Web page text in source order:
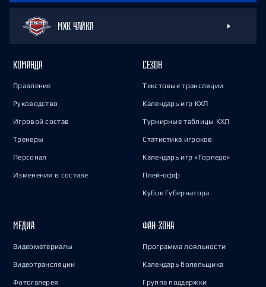
МХК ЧАЙКА
КОМАНДА
Правление
Руководство
Игровой состав
Тренеры
Персонал
Изменения в составе
СЕЗОН
Текстовые трансляции
Календарь игр КХЛ
Турнирные таблицы КХЛ
Статистика игроков
Календарь игр «Торпедо»
Плей-офф
Кубок Губернатора
МЕДИА
Видеоматериалы
Видеотрансляции
Фотогалерея
ФАН-ЗОНА
Программа лояльности
Календарь болельщика
Группа поддержки